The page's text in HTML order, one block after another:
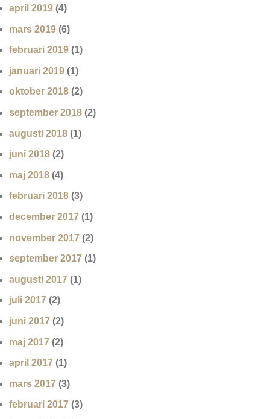
april 2019 (4)
mars 2019 (6)
februari 2019 (1)
januari 2019 (1)
oktober 2018 (2)
september 2018 (2)
augusti 2018 (1)
juni 2018 (2)
maj 2018 (4)
februari 2018 (3)
december 2017 (1)
november 2017 (2)
september 2017 (1)
augusti 2017 (1)
juli 2017 (2)
juni 2017 (2)
maj 2017 (2)
april 2017 (1)
mars 2017 (3)
februari 2017 (3)